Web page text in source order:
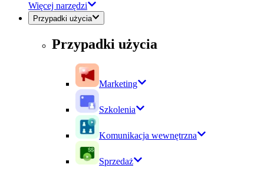
Więcej narzędzi
Przypadki użycia
Przypadki użycia
Marketing
Szkolenia
Komunikacja wewnętrzna
Sprzedaż